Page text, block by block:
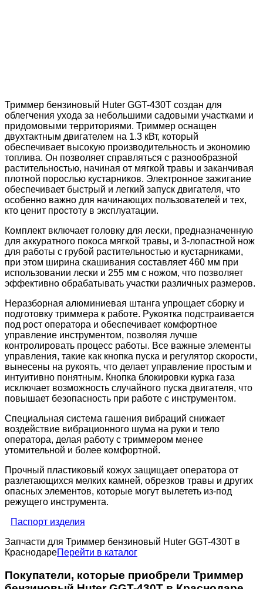
Триммер бензиновый Huter GGT-430T создан для
облегчения ухода за небольшими садовыми участками и
придомовыми территориями. Триммер оснащен
двухтактным двигателем на 1.3 кВт, который
обеспечивает высокую производительность и экономию
топлива. Он позволяет справляться с разнообразной
растительностью, начиная от мягкой травы и заканчивая
плотной порослью кустарников. Электронное зажигание
обеспечивает быстрый и легкий запуск двигателя, что
особенно важно для начинающих пользователей и тех,
кто ценит простоту в эксплуатации.
Комплект включает головку для лески, предназначенную
для аккуратного покоса мягкой травы, и 3-лопастной нож
для работы с грубой растительностью и кустарниками,
при этом ширина скашивания составляет 460 мм при
использовании лески и 255 мм с ножом, что позволяет
эффективно обрабатывать участки различных размеров.
Неразборная алюминиевая штанга упрощает сборку и
подготовку триммера к работе. Рукоятка подстраивается
под рост оператора и обеспечивает комфортное
управление инструментом, позволяя лучше
контролировать процесс работы. Все важные элементы
управления, такие как кнопка пуска и регулятор скорости,
вынесены на рукоять, что делает управление простым и
интуитивно понятным. Кнопка блокировки курка газа
исключает возможность случайного пуска двигателя, что
повышает безопасность при работе с инструментом.
Специальная система гашения вибраций снижает
воздействие вибрационного шума на руки и тело
оператора, делая работу с триммером менее
утомительной и более комфортной.
Прочный пластиковый кожух защищает оператора от
разлетающихся мелких камней, обрезков травы и других
опасных элементов, которые могут вылететь из-под
режущего инструмента.
Паспорт изделия
Запчасти для Триммер бензиновый Huter GGT-430T в
КраснодареПерейти в каталог
Покупатели, которые приобрели Триммер